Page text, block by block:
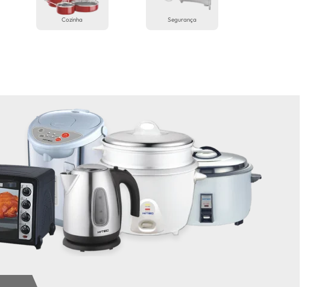
Cozinha Segurança